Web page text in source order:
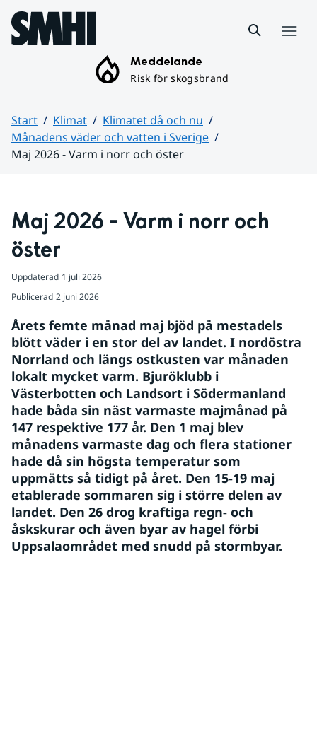
Hoppa till sidans innehåll
Meddelande
Risk för skogsbrand
Start Klimat
Klimatet då och nu
Månadens väder och vatten i Sverige
Maj 2026 - Varm i norr och öster
Maj 2026 - Varm i norr och
öster
Uppdaterad 1 juli 2026
Publicerad 2 juni 2026
Årets femte månad maj bjöd på mestadels
blött väder i en stor del av landet. I nordöstra
Norrland och längs ostkusten var månaden
lokalt mycket varm. Bjuröklubb i
Västerbotten och Landsort i Södermanland
hade båda sin näst varmaste majmånad på
147 respektive 177 år. Den 1 maj blev
månadens varmaste dag och flera stationer
hade då sin högsta temperatur som
uppmätts så tidigt på året. Den 15-19 maj
etablerade sommaren sig i större delen av
landet. Den 26 drog kraftiga regn- och
åskskurar och även byar av hagel förbi
Uppsalaområdet med snudd på stormbyar.